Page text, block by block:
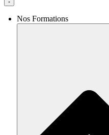
Nos Formations